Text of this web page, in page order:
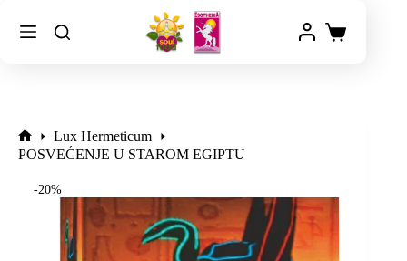
Lux Hermeticum
POSVEĆENJE U STAROM EGIPTU
-20%